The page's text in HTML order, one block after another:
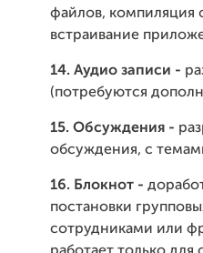
файлов, компиляция
встраивание
14. Аудио записи -
(потребуются
15. Обсуждения -
обсуждения, с
16. Блокнот -
постановки
сотрудниками или